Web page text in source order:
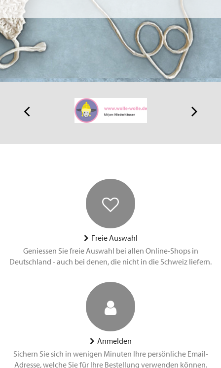
Freie Auswahl
Geniessen Sie freie Auswahl bei allen Online-Shops in
Deutschland - auch bei denen, die nicht in die Schweiz liefern.
Anmelden
Sichern Sie sich in wenigen Minuten Ihre persönliche Email-
Adresse, welche Sie für Ihre Bestellung verwenden können.